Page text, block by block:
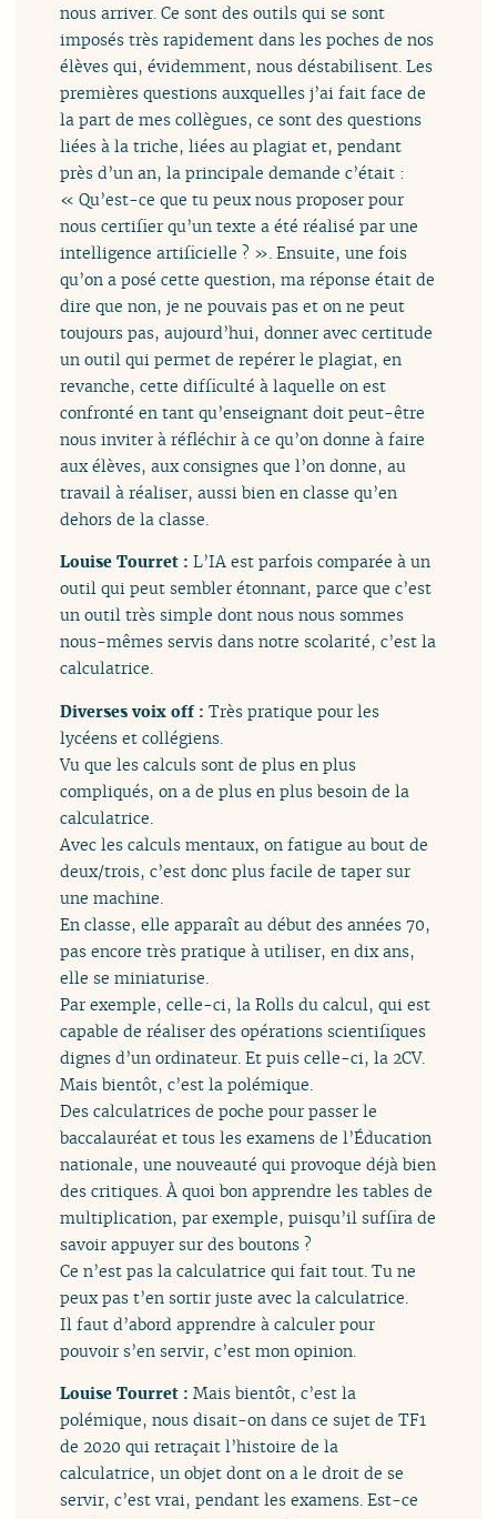
nous arriver. Ce sont des outils qui se sont
imposés très rapidement dans les poches de nos
élèves qui, évidemment, nous déstabilisent. Les
premières questions auxquelles j’ai fait face de
la part de mes collègues, ce sont des questions
liées à la triche, liées au plagiat et, pendant
près d’un an, la principale demande c’était :
« Qu’est-ce que tu peux nous proposer pour
nous certifier qu’un texte a été réalisé par une
intelligence artificielle ? ». Ensuite, une fois
qu’on a posé cette question, ma réponse était de
dire que non, je ne pouvais pas et on ne peut
toujours pas, aujourd’hui, donner avec certitude
un outil qui permet de repérer le plagiat, en
revanche, cette difficulté à laquelle on est
confronté en tant qu’enseignant doit peut-être
nous inviter à réfléchir à ce qu’on donne à faire
aux élèves, aux consignes que l’on donne, au
travail à réaliser, aussi bien en classe qu’en
dehors de la classe.
Louise Tourret :L’IA est parfois comparée à un
outil qui peut sembler étonnant, parce que c’est
un outil très simple dont nous nous sommes
nous-mêmes servis dans notre scolarité, c’est la
calculatrice.
Diverses voix off :Très pratique pour les
lycéens et collégiens.
Vu que les calculs sont de plus en plus
compliqués, on a de plus en plus besoin de la
calculatrice.
Avec les calculs mentaux, on fatigue au bout de
deux/trois, c’est donc plus facile de taper sur
une machine.
En classe, elle apparaît au début des années 70,
pas encore très pratique à utiliser, en dix ans,
elle se miniaturise.
Par exemple, celle-ci, la Rolls du calcul, qui est
capable de réaliser des opérations scientifiques
dignes d’un ordinateur. Et puis celle-ci, la 2CV.
Mais bientôt, c’est la polémique.
Des calculatrices de poche pour passer le
baccalauréat et tous les examens de l’Éducation
nationale, une nouveauté qui provoque déjà bien
des critiques. À quoi bon apprendre les tables de
multiplication, par exemple, puisqu’il suffira de
savoir appuyer sur des boutons ?
Ce n’est pas la calculatrice qui fait tout. Tu ne
peux pas t’en sortir juste avec la calculatrice.
Il faut d’abord apprendre à calculer pour
pouvoir s’en servir, c’est mon opinion.
Louise Tourret :Mais bientôt, c’est la
polémique, nous disait-on dans ce sujet de TF1
de 2020 qui retraçait l’histoire de la
calculatrice, un objet dont on a le droit de se
servir, c’est vrai, pendant les examens. Est-ce